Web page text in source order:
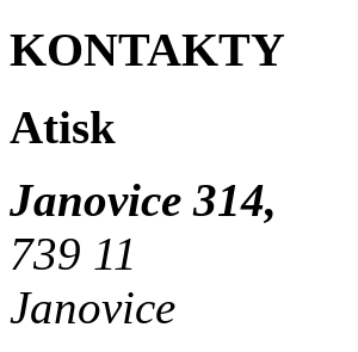
KONTAKTY
Atisk
Janovice 314,
739 11
Janovice